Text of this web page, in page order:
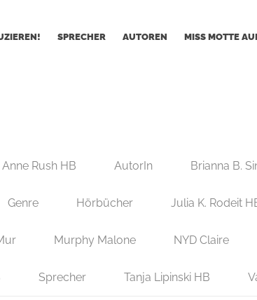
SPRECHER AUTOREN MISS MOTTE
Anne Rush HB AutorIn Brianna B.
Genre Hörbücher Julia K. Rodeit
Murphy Malone NYD Claire
Sprecher Tanja Lipinski HB